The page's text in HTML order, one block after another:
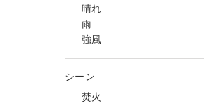
晴れ
雨
強風
シーン
焚火